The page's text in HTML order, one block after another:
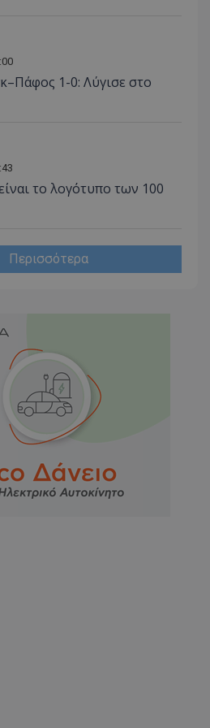
1-0: Λύγισε στο
το λογότυπο των 100
Περισσότερα